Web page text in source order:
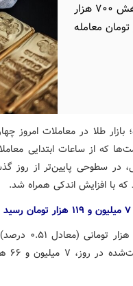
تومان رسید و سکه امامی با کاهش ۷۰۰ هزار
و ۶۰۰ هزار تومان معامله
که از ساعات ابتدایی
سطوحی پایین‌تر از روز
که با افزایش اندکی همراه شد.